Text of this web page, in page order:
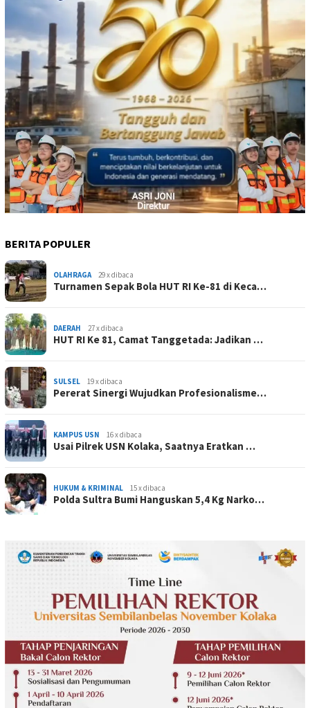
BERITA POPULER
OLAHRAGA 29 x dibaca
Turnamen Sepak Bola HUT RI Ke-81 di Keca…
DAERAH 27 x dibaca
HUT RI Ke 81, Camat Tanggetada: Jadikan …
SULSEL 19 x dibaca
Pererat Sinergi Wujudkan Profesionalisme…
KAMPUS USN 16 x dibaca
Usai Pilrek USN Kolaka, Saatnya Eratkan …
HUKUM & KRIMINAL 15 x dibaca
Polda Sultra Bumi Hanguskan 5,4 Kg Narko…